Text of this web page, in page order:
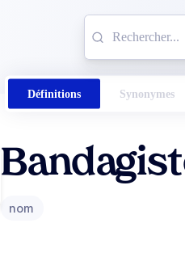
Définitions Synonymes
nom